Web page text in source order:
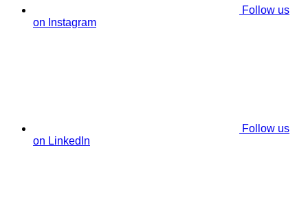
Follow us
on Instagram
Follow us
on LinkedIn